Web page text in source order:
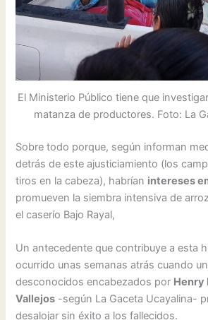
El Ministerio Público tiene que
matanza de productores. Foto: La
Sobre todo porque, según informan
detrás de este ajusticiamiento (los
tiros en la cabeza), habrían intereses
promueven la siembra intensiva de
el caserío Bajo Rayal,
Un antecedente que contribuye a esta
ocurrido unas semanas atrás cuando
desconocidos encabezados por Henry
Vallejos -según La Gaceta Ucayalina-
desalojar sin éxito a los fallecidos.